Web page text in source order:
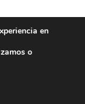
en
o